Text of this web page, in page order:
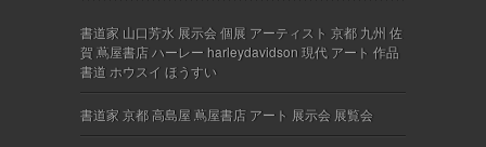
書道家 山口芳水 展示会 個展 アーティスト 京都 九州 佐
賀 蔦屋書店 ハーレー harleydavidson 現代 アート 作品
書道 ホウスイ ほうすい
書道家 京都 高島屋 蔦屋書店 アート 展示会 展覧会